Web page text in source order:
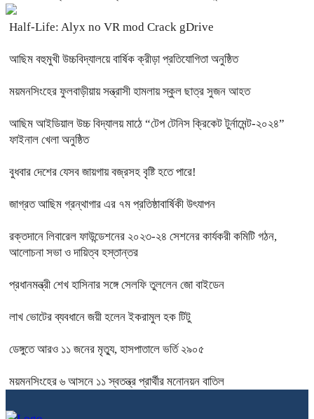
Half-Life: Alyx no VR mod Crack gDrive
আছিম বহুমুখী উচ্চবিদ্যালয়ে বার্ষিক ক্রীড়া প্রতিযোগিতা অনুষ্ঠিত
ময়মনসিংহের ফুলবাড়ীয়ায় সন্ত্রাসী হামলায় স্কুল ছাত্র সুজন আহত
আছিম আইডিয়াল উচ্চ বিদ্যালয় মাঠে “টেপ টেনিস ক্রিকেট টুর্নামেন্ট-২০২৪”
ফাইনাল খেলা অনুষ্ঠিত
বুধবার দেশের যেসব জায়গায় বজ্রসহ বৃষ্টি হতে পারে!
জাগ্রত আছিম গ্রন্থাগার এর ৭ম প্রতিষ্ঠাবার্ষিকী উৎযাপন
রক্তদানে লিবারেল ফাউন্ডেশনের ২০২৩-২৪ সেশনের কার্যকরী কমিটি গঠন,
আলোচনা সভা ও দায়িত্ব হস্তান্তর
প্রধানমন্ত্রী শেখ হাসিনার সঙ্গে সেলফি তুললেন জো বাইডেন
লাখ ভোটের ব্যবধানে জয়ী হলেন ইকরামুল হক টিটু
ডেঙ্গুতে আরও ১১ জনের মৃত্যু, হাসপাতালে ভর্তি ২৯০৫
ময়মনসিংহের ৬ আসনে ১১ স্বতন্ত্র প্রার্থীর মনোনয়ন বাতিল